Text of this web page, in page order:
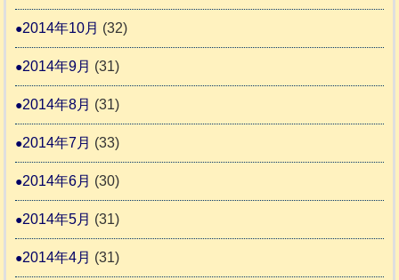
2014年10月 (32)
2014年9月 (31)
2014年8月 (31)
2014年7月 (33)
2014年6月 (30)
2014年5月 (31)
2014年4月 (31)